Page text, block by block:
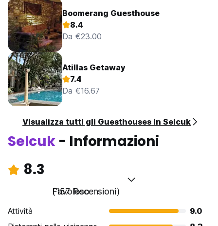
Boomerang Guesthouse
8.4
Da €23.00
Atillas Getaway
7.4
Da €16.67
Visualizza tutti gli Guesthouses in Selcuk
Selcuk- Informazioni
8.3
Favoloso
(157 Recensioni)
Attività
9.0